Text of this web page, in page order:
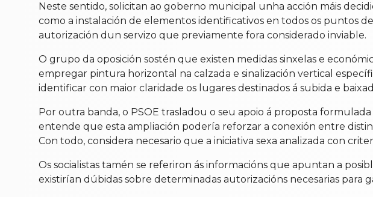
Neste sentido, solicitan ao goberno municipal unha acción máis
como a instalación de elementos identificativos en todos os puntos
autorización dun servizo que previamente fora considerado inviable.
O grupo da oposición sostén que existen medidas sinxelas e
empregar pintura horizontal na calzada e sinalización vertical
identificar con maior claridade os lugares destinados á subida e
Por outra banda, o PSOE trasladou o seu apoio á proposta
entende que esta ampliación podería reforzar a conexión entre
Con todo, considera necesario que a iniciativa sexa analizada con
Os socialistas tamén se referiron ás informacións que apuntan a
existirían dúbidas sobre determinadas autorizacións necesarias para